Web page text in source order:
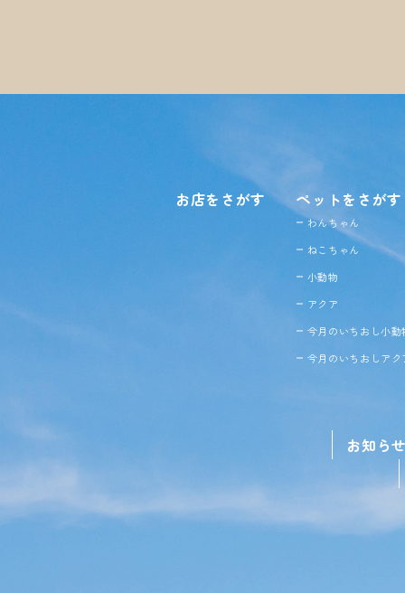
お店をさがす ペットをさがす
わんちゃん
ねこちゃん
小動物
アクア
今月のいちおし小動
今月のいちおしアク
お知ら